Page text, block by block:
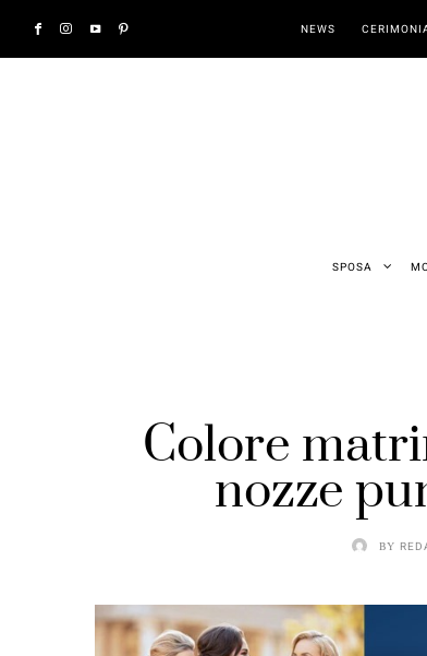
NEWS
SPOSA
Colore
nozze
BY